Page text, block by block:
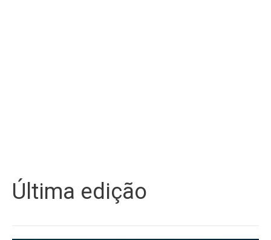
Última edição